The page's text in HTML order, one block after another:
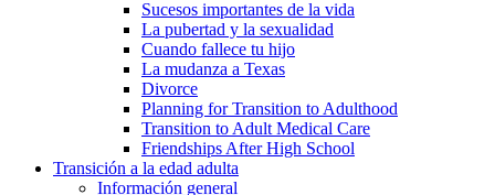
Sucesos importantes de la vida
La pubertad y la sexualidad
Cuando fallece tu hijo
La mudanza a Texas
Divorce
Planning for Transition to Adulthood
Transition to Adult Medical Care
Friendships After High School
Transición a la edad adulta
Información general